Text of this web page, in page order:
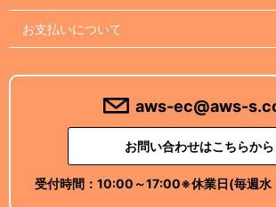
お支払いについて
aws-ec@aws-
お問い合わせはこちらから
受付時間： 10:00～17:00※休業日(毎週水